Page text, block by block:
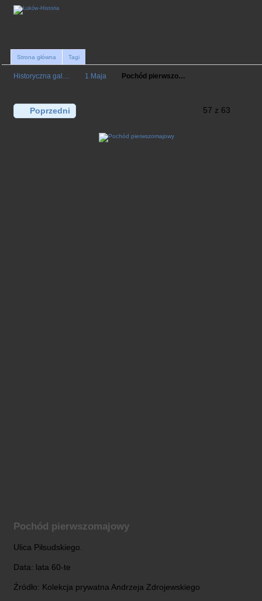
Strona główna Tagi
Historyczna gal… 1 Maja Pochód pierwszo…
Poprzedni 57 z 63
Pochód pierwszomajowy
Ulica Piłsudskiego.
Data: lata 60-te
Źródło: Kolekcja prywatna Andrzeja Zdrojewskiego